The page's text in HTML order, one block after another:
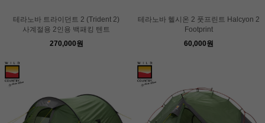
테라노바 트라이던트 2 (Trident 2)
사계절용 2인용 백패킹 텐트
270,000원
테라노바 헬시온 2 풋프린트 Halcyon 2
Footprint
60,000원